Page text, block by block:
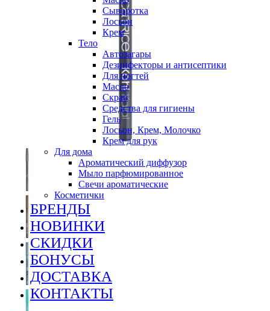
Сыворотка
Лосьон
Крем
Тело
Автозагары
Дезинфекторы и антисептики
Для ногтей
Масло
Скраб
Средства для гигиены
Гель
Лосьон, Крем, Молочко
Крем для рук
Для дома
Ароматический диффузор
Мыло парфюмированное
Свечи ароматические
Косметички
БРЕНДЫ
НОВИНКИ
СКИДКИ
БОНУСЫ
ДОСТАВКА
КОНТАКТЫ